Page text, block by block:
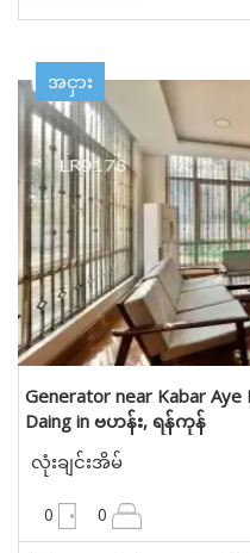
အငှား
Generator near Kabar Aye
Daing in ဗဟန်း, ရန်ကုန်
လုံးချင်းအိမ်
0 0